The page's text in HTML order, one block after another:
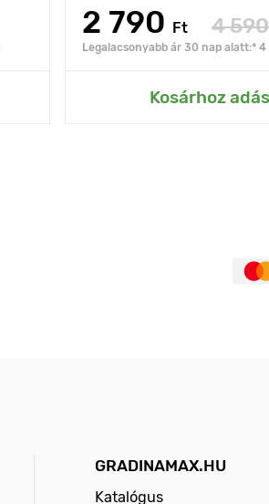
2 790 Ft 4 590
Legalacsonyabb ár 30 nap alatt:* 4
Kosárhoz adás
GRADINAMAX.HU
Katalógus